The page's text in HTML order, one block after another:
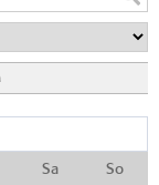
Sa So